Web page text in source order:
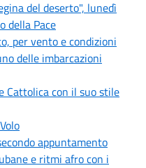
del deserto", lunedì
della Pace
per vento e condizioni
delle imbarcazioni
Cattolica con il suo stile
appuntamento
e ritmi afro con i